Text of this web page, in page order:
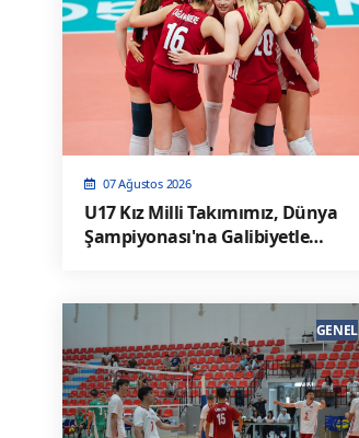
07 Ağustos 2026
U17 Kız Milli Takımımız, Dünya
Şampiyonası'na Galibiyetle
GENEL